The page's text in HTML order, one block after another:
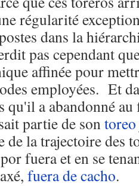
régularité
dans la
pas cependant
affinée pour
employées. Et
qu'il a abandonné
partie de sontoreo
de la trajectoire des
fuera et en se
fuera de cacho.